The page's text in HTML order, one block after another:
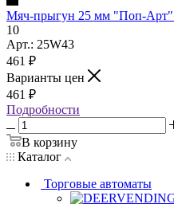
Мяч-прыгун 25 мм "Поп-Арт"
10
Арт.: 25W43
461 ₽
Варианты цен
461 ₽
Подробности
В корзину
Каталог
Торговые автоматы